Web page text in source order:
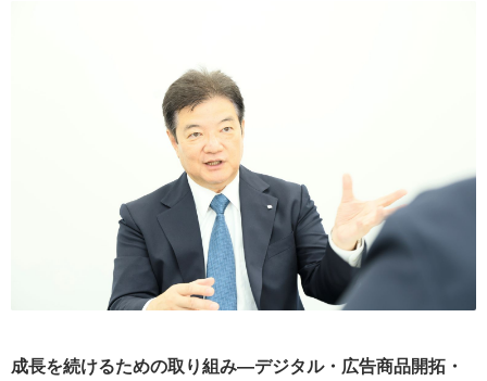
成長を続けるための取り組み―デジタル・広告商品開拓・